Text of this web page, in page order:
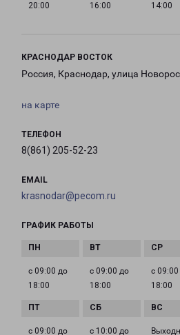
20:00
16:00
14:00
КРАСНОДАР ВОСТОК
Россия, Краснодар, улица
на карте
ТЕЛЕФОН
8(861) 205-52-23
EMAIL
krasnodar@pecom.ru
ГРАФИК РАБОТЫ
с 09:00 до
18:00
с 09:00 до
18:00
с
18:00
с 09:00 до с 10:00 до